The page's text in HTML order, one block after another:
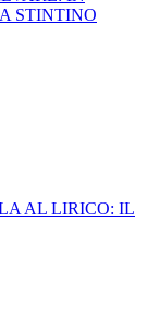
STINTINO
AL LIRICO: IL